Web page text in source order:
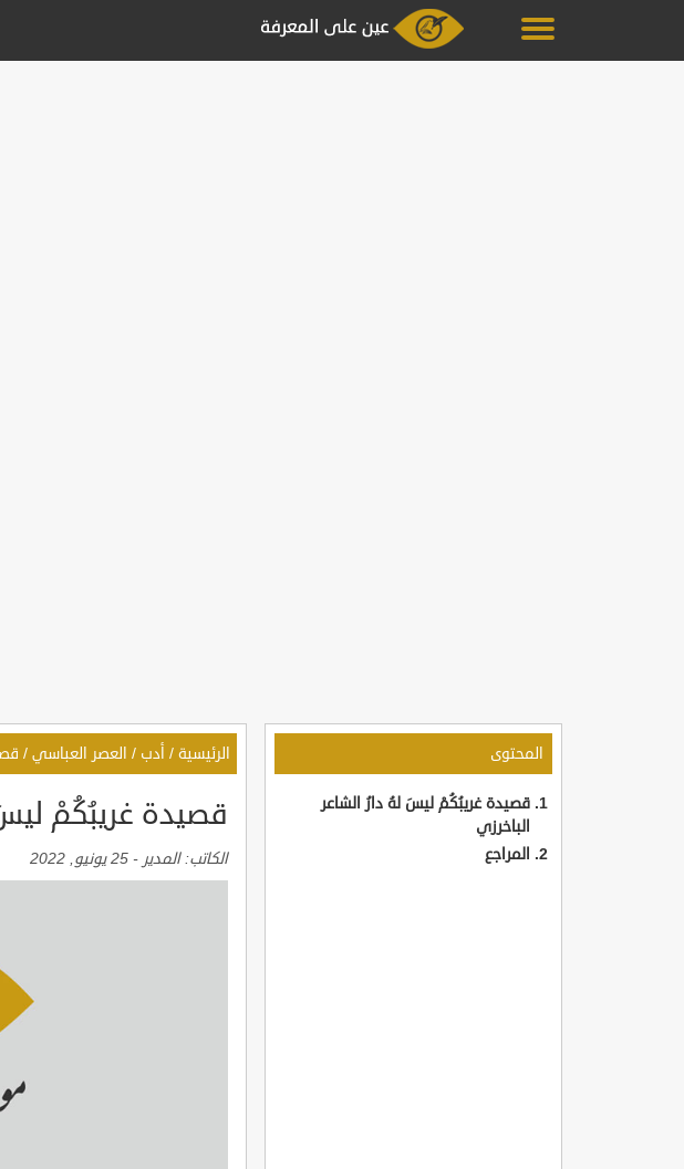
المحتوى
قصيدة غريبُكُمْ ليسَ لهُ دارُ الشاعر
الباخرزي
المراجع
الرئيسية / أدب / العصر العباسي /
قصيدة غريبُكُمْ ليسَ
الكاتب:المدير - 25 يونيو, 2022